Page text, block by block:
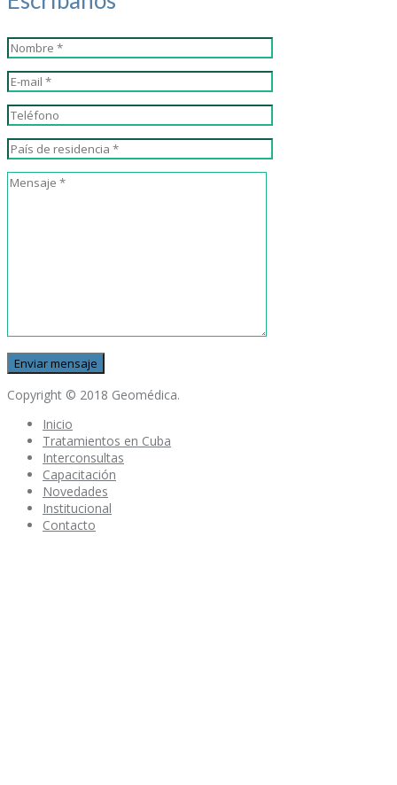
Copyright © 2018 Geomédica.
Inicio
Tratamientos en Cuba
Interconsultas
Capacitación
Novedades
Institucional
Contacto